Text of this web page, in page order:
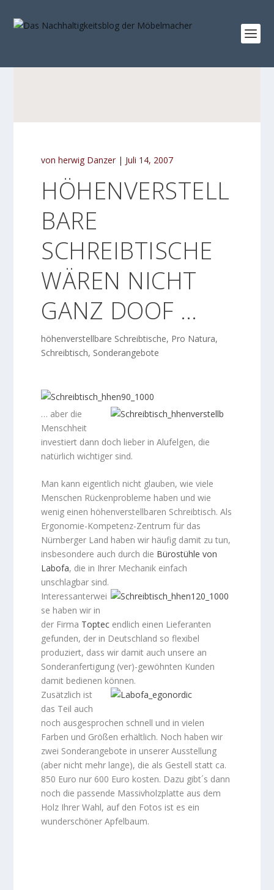
vonherwig Danzer | Juli 14, 2007
HÖHENVERSTELL
BARE
SCHREIBTISCHE
WÄREN NICHT
GANZ DOOF …
höhenverstellbare Schreibtische, Pro Natura,
Schreibtisch, Sonderangebote
… aber die
Menschheit
investiert dann doch lieber in Alufelgen, die
natürlich wichtiger sind.
Man kann eigentlich nicht glauben, wie viele
Menschen Rückenprobleme haben und wie
wenig einen höhenverstellbaren Schreibtisch. Als
Ergonomie-Kompetenz-Zentrum für das
Nürnberger Land haben wir häufig damit zu tun,
insbesondere auch durch die Bürostühle von
Labofa, die in Ihrer Mechanik einfach
unschlagbar sind.
Interessanterwei
se haben wir in
der Firma Toptec endlich einen Lieferanten
gefunden, der in Deutschland so flexibel
produziert, dass wir damit auch unsere an
Sonderanfertigung (ver)-gewöhnten Kunden
damit bedienen können.
Zusätzlich ist
das Teil auch
noch ausgesprochen schnell und in vielen
Farben und Größen erhältlich. Noch haben wir
zwei Sonderangebote in unserer Ausstellung
(aber nicht mehr lange), die als Gestell statt ca.
850 Euro nur 600 Euro kosten. Dazu gibt´s dann
noch die passende Massivholzplatte aus dem
Holz Ihrer Wahl, auf den Fotos ist es ein
wunderschöner Apfelbaum.